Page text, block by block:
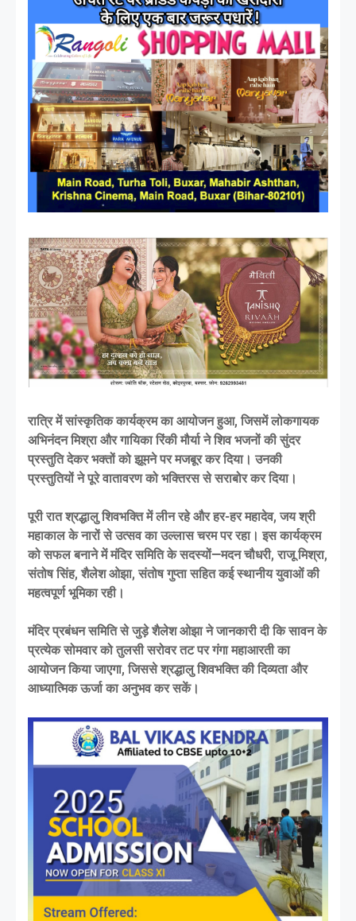
रात्रि में सांस्कृतिक कार्यक्रम का आयोजन हुआ, जिसमें लोकगायक
अभिनंदन मिश्रा और गायिका रिंकी मौर्या ने शिव भजनों की सुंदर
प्रस्तुति देकर भक्तों को झूमने पर मजबूर कर दिया। उनकी
प्रस्तुतियों ने पूरे वातावरण को भक्तिरस से सराबोर कर दिया।
पूरी रात श्रद्धालु शिवभक्ति में लीन रहे और हर-हर महादेव, जय श्री
महाकाल के नारों से उत्सव का उल्लास चरम पर रहा। इस कार्यक्रम
को सफल बनाने में मंदिर समिति के सदस्यों—मदन चौधरी, राजू मिश्रा,
संतोष सिंह, शैलेश ओझा, संतोष गुप्ता सहित कई स्थानीय युवाओं की
महत्वपूर्ण भूमिका रही।
मंदिर प्रबंधन समिति से जुड़े शैलेश ओझा ने जानकारी दी कि सावन के
प्रत्येक सोमवार को तुलसी सरोवर तट पर गंगा महाआरती का
आयोजन किया जाएगा, जिससे श्रद्धालु शिवभक्ति की दिव्यता और
आध्यात्मिक ऊर्जा का अनुभव कर सकें।